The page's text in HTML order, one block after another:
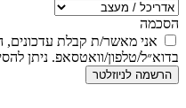
אני מאשר/ת קבלת עדכונים,
טלפון/וואטסאפ. ניתן
הרשמה לניוזלטר